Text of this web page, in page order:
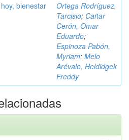
bienestar
Ortega Rodríguez,
Tarcisio; Cañar
Cerón, Omar
Eduardo;
Espinoza Pabón,
Myriam; Melo
Arévalo, Heldidgek
Freddy